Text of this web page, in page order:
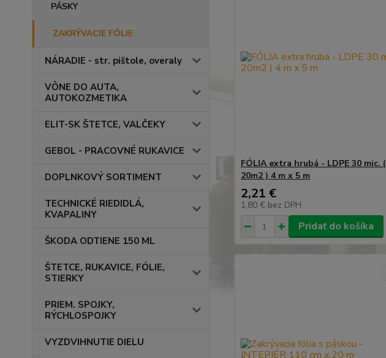
PÁSKY
ZAKRÝVACIE FÓLIE
NÁRADIE - str. pištole, overaly
VÔNE DO AUTA,
AUTOKOZMETIKA
ELIT-SK ŠTETCE, VALČEKY
GEBOL - PRACOVNÉ RUKAVICE
DOPLNKOVÝ SORTIMENT
TECHNICKÉ RIEDIDLÁ,
KVAPALINY
ŠKODA ODTIENE 150 ML
ŠTETCE, RUKAVICE, FÓLIE,
STIERKY
PRIEM. SPOJKY,
RÝCHLOSPOJKY
VYZDVIHNUTIE DIELU
FÓLIA extra hrubá - LDPE 30 mic. (
20m2 ) 4 m x 5 m
2,21 €
1,80 € bez DPH
Pridať do košíka